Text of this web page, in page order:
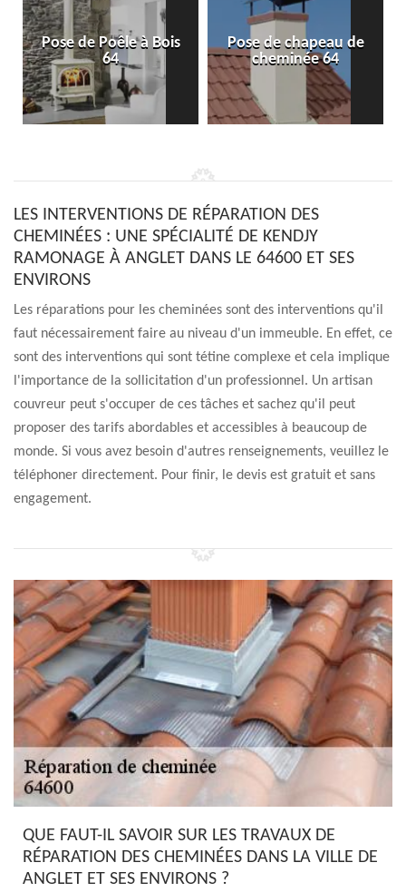
Pose de Poêle à Bois
64
Pose de chapeau de
cheminée 64
LES INTERVENTIONS DE RÉPARATION DES
CHEMINÉES : UNE SPÉCIALITÉ DE KENDJY
RAMONAGE À ANGLET DANS LE 64600 ET SES
ENVIRONS
Les réparations pour les cheminées sont des interventions qu'il
faut nécessairement faire au niveau d'un immeuble. En effet, ce
sont des interventions qui sont tétine complexe et cela implique
l'importance de la sollicitation d'un professionnel. Un artisan
couvreur peut s'occuper de ces tâches et sachez qu'il peut
proposer des tarifs abordables et accessibles à beaucoup de
monde. Si vous avez besoin d'autres renseignements, veuillez le
téléphoner directement. Pour finir, le devis est gratuit et sans
engagement.
QUE FAUT-IL SAVOIR SUR LES TRAVAUX DE
RÉPARATION DES CHEMINÉES DANS LA VILLE DE
ANGLET ET SES ENVIRONS ?